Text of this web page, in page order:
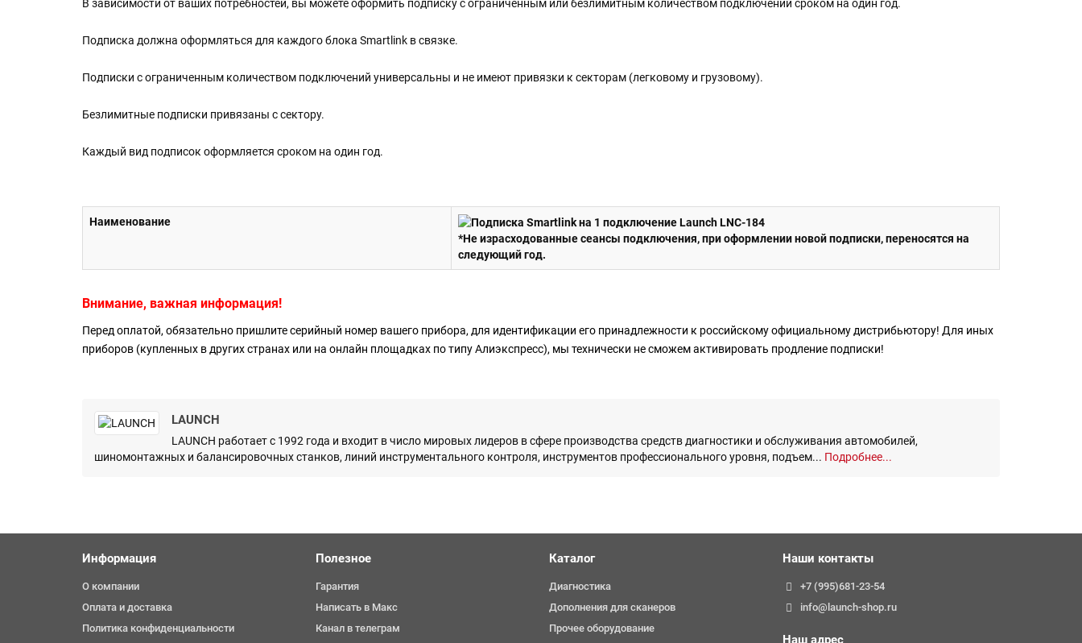
В зависимости от ваших потребностей, вы можете оформить подписку с ограниченным или безлимитным количеством подключений сроком на один год.
Подписка должна оформляться для каждого блока Smartlink в связке.
Подписки с ограниченным количеством подключений универсальны и не имеют привязки к секторам (легковому и грузовому).
Безлимитные подписки привязаны с сектору.
Каждый вид подписок оформляется сроком на один год.
Наименование
*Не израсходованные сеансы подключения, при оформлении новой подписки, переносятся на
следующий год.
Внимание, важная информация!
Перед оплатой, обязательно пришлите серийный номер вашего прибора, для идентификации его принадлежности к российскому официальному дистрибьютору! Для иных
приборов (купленных в других странах или на онлайн площадках по типу Алиэкспресс), мы технически не сможем активировать продление подписки!
LAUNCH
LAUNCH работает с 1992 года и входит в число мировых лидеров в сфере производства средств диагностики и обслуживания автомобилей,
шиномонтажных и балансировочных станков, линий инструментального контроля, инструментов профессионального уровня, подъем... Подробнее...
Информация
О компании
Оплата и доставка
Политика конфиденциальности
Полезное
Гарантия
Написать в Макс
Канал в телеграм
Каталог
Диагностика
Дополнения для сканеров
Прочее оборудование
Наши контакты
+7 (995)681-23-54
info@launch-shop.ru
Наш адрес